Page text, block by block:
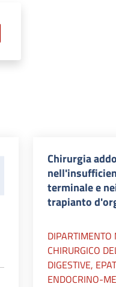
Chirurgia
terminale e
trapianto
DIPARTIMENTO
CHIRURGICO
DIGESTIVE,
ENDOCRINO-